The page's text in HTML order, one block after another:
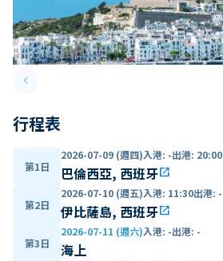
keyboard_arrow_leftPrevious slide
行程表
第1日
2026-07-09 (週四)入港: -出港: 20:00
巴倫西亞, 西班牙open_in_new
第2日
2026-07-10 (週五)入港: 11:30出港: -
伊比薩島, 西班牙open_in_new
第3日
2026-07-11 (週六)入港: -出港: -
海上